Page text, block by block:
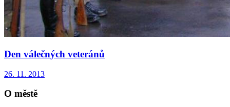
Den válečných veteránů
26. 11. 2013
O městě